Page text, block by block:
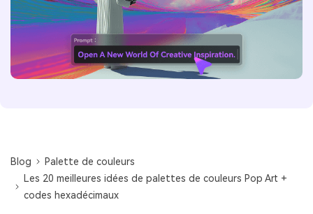
Blog
Palette de couleurs
Les 20 meilleures idées de palettes de couleurs Pop Art +
codes hexadécimaux